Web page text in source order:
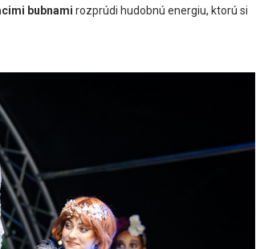
bubnami rozprúdi hudobnú energiu, ktorú si